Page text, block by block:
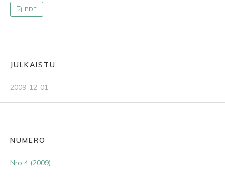
PDF
JULKAISTU
2009-12-01
NUMERO
Nro 4 (2009)